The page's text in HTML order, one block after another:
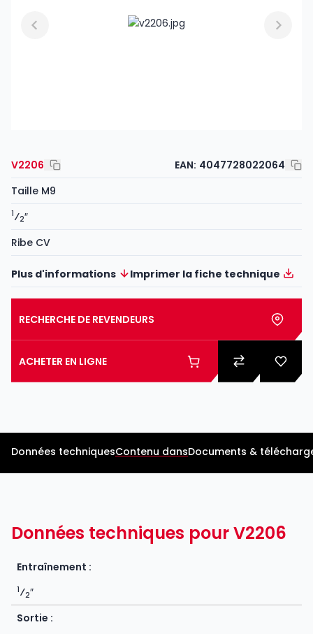
V2206 EAN: 4047728022064
Taille M9
1⁄2″
Ribe CV
Plus d'informations Imprimer la fiche technique
RECHERCHE DE REVENDEURS
ACHETER EN LIGNE
Données techniquesContenu dansDocuments &
Données techniques pour V2206
Entraînement :
1⁄2″
Sortie :